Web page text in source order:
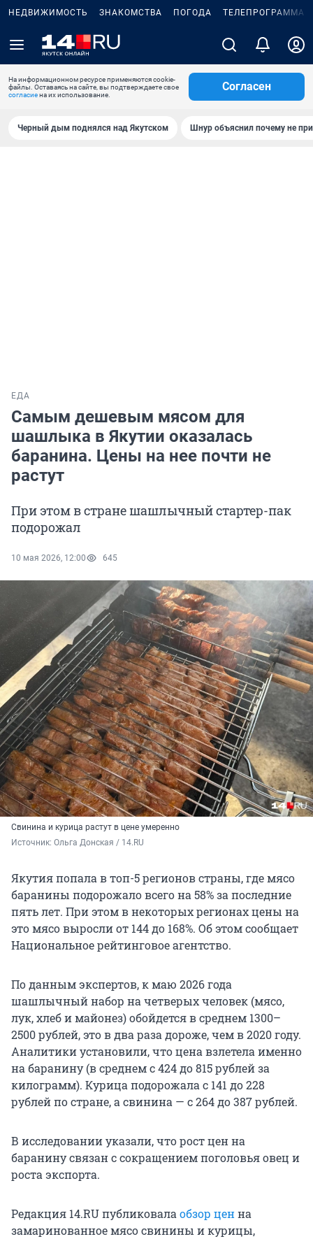
НЕДВИЖИМОСТЬ ЗНАКОМСТВА ПОГОДА ТЕЛЕПРОГРАММА
На информационном ресурсе применяются cookie-
файлы. Оставаясь на сайте, вы подтверждаете свое
согласиена их использование.
Согласен
Черный дым поднялся над Якутском Шнур объяснил почему не
ЕДА
Самым дешевым мясом для
шашлыка в Якутии оказалась
баранина. Цены на нее почти не
растут
При этом в стране шашлычный стартер-пак
подорожал
10 мая 2026, 12:00 645
Свинина и курица растут в цене умеренно
Источник: Ольга Донская / 14.RU
Якутия попала в топ-5 регионов страны, где мясо
баранины подорожало всего на 58% за последние
пять лет. При этом в некоторых регионах цены на
это мясо выросли от 144 до 168%. Об этом сообщает
Национальное рейтинговое агентство.
По данным экспертов, к маю 2026 года
шашлычный набор на четверых человек (мясо,
лук, хлеб и майонез) обойдется в среднем 1300–
2500 рублей, это в два раза дороже, чем в 2020 году.
Аналитики установили, что цена взлетела именно
на баранину (в среднем с 424 до 815 рублей за
килограмм). Курица подорожала с 141 до 228
рублей по стране, а свинина — с 264 до 387 рублей.
В исследовании указали, что рост цен на
баранину связан с сокращением поголовья овец и
роста экспорта.
Редакция 14.RU публиковала обзор ценна
замаринованное мясо свинины и курицы,